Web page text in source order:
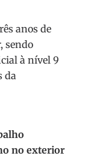
anos de
sendo
à nível 9
da
no exterior